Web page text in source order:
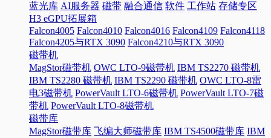
蓝光库 AI服务器 磁带 融合通信 软件 工作站 存储专区
H3 eGPU拓展箱
Falcon4005 Falcon4010 Falcon4016 Falcon4109 Falcon4118
Falcon4205与RTX 3090 Falcon4210与RTX 3090
磁带机
MagStor磁带机 OWC LTO-9磁带机 IBM TS2270 磁带机
IBM TS2280 磁带机 IBM TS2290 磁带机 OWC LTO-8雷
电3磁带机 PowerVault LTO-6磁带机 PowerVault LTO-7磁
带机 PowerVault LTO-8磁带机
磁带库
MagStor磁带库 飞编大师磁带库 IBM TS4500磁带库 IBM